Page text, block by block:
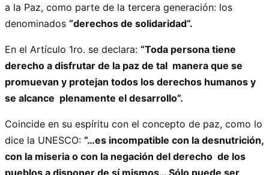
a la Paz, como parte de la tercera generación: los
denominados “derechos de solidaridad”.
En el Artículo 1ro. se declara: “Toda persona tiene
derecho a disfrutar de la paz de tal manera que se
promuevan y protejan todos los derechos humanos y
se alcance plenamente el desarrollo”.
Coincide en su espíritu con el concepto de paz, como lo
dice la UNESCO: “…es incompatible con la desnutrición,
con la miseria o con la negación del derecho de los
pueblos a disponer de sí mismos… Sólo puede ser